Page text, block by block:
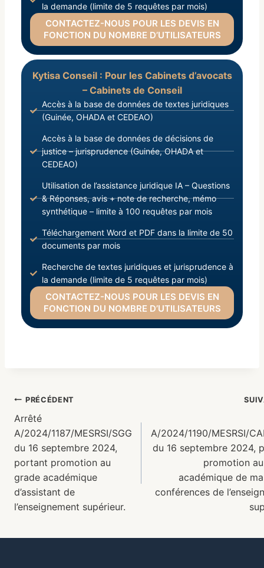
la demande (limite de 5 requêtes par mois)
CONTACTEZ-NOUS POUR LES DEVIS EN
FONCTION DU NOMBRE D’UTILISATEURS
Kytisa Conseil : Pour les Cabinets d’avocats
– Cabinets de Conseil
Accès à la base de données de textes juridiques
(Guinée, OHADA et CEDEAO)
Accès à la base de données de décisions de
justice – jurisprudence (Guinée, OHADA et
CEDEAO)
Utilisation de l’assistance juridique IA – Questions
& Réponses, avis + note de recherche, mémo
synthétique – limite à 100 requêtes par mois
Téléchargement Word et PDF dans la limite de 50
documents par mois
Recherche de textes juridiques et jurisprudence à
la demande (limite de 5 requêtes par mois)
CONTACTEZ-NOUS POUR LES DEVIS EN
FONCTION DU NOMBRE D’UTILISATEURS
PRÉCÉDENT
Arrêté
A/2024/1187/MESRSI/SGG
du 16 septembre 2024,
portant promotion au
grade académique
d’assistant de
l’enseignement supérieur.
A/2024/1190/MESRSI/
du 16 septembre 2024,
promotion
académique de
conférences de